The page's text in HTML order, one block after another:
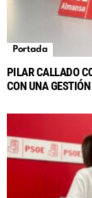
Portada
PILAR CALLADO
CON UNA